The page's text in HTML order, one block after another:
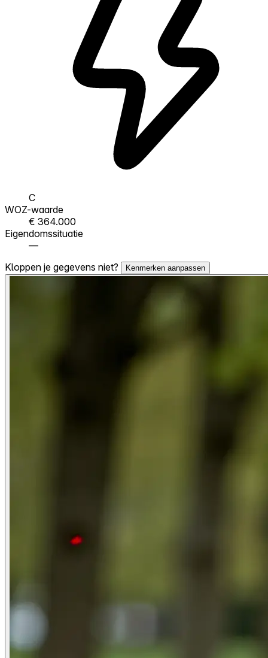
C
WOZ-waarde
€ 364.000
Eigendomssituatie
—
Kloppen je gegevens niet?
Kenmerken aanpassen